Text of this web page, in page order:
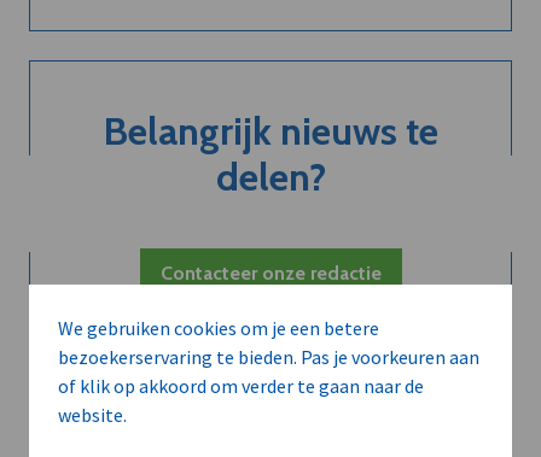
We gebruiken cookies om je een betere
bezoekerservaring te bieden. Pas je voorkeuren aan
of klik op akkoord om verder te gaan naar de
website.
Belangrijk nieuws te
delen?
Contacteer onze redactie